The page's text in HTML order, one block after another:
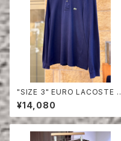
"SIZE 3" EURO LACOSTE P
OLO SHIRT LONG SLEEVE
¥14,080